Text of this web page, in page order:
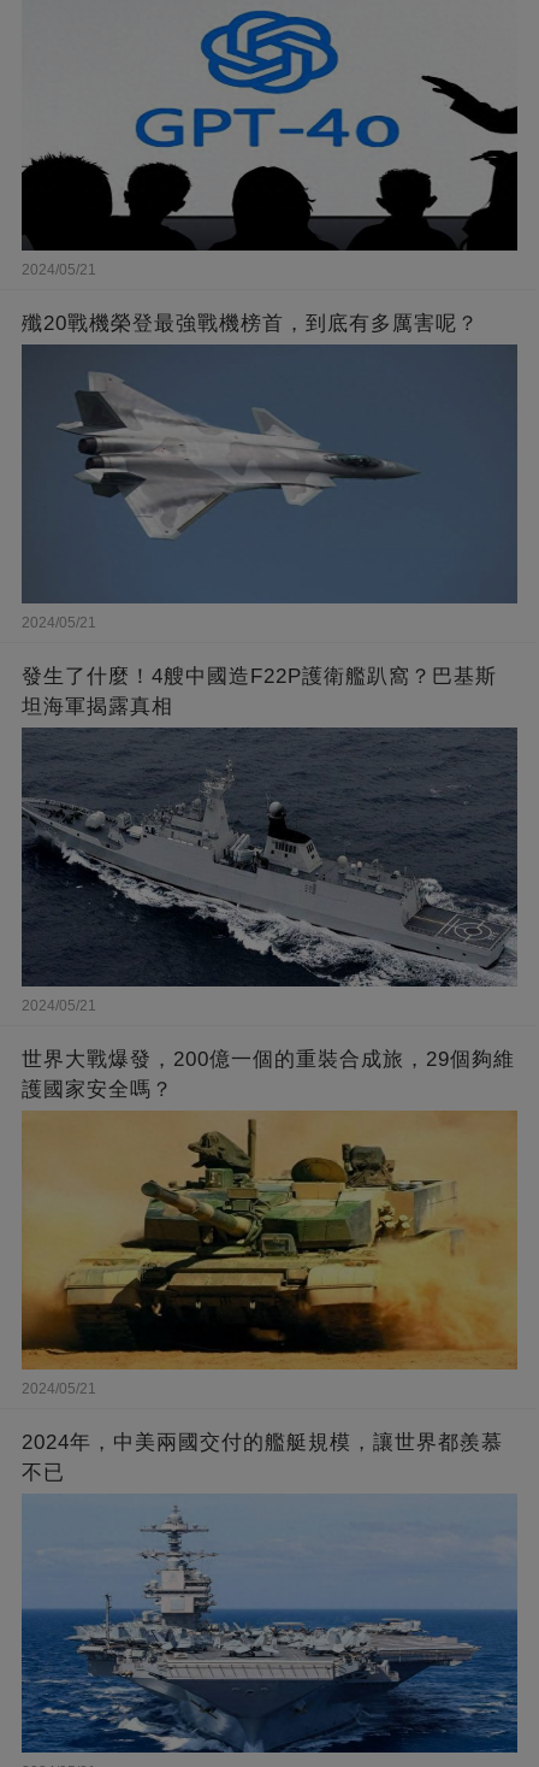
2024/05/21
殲20戰機榮登最強戰機榜首，到底有多厲害呢？
2024/05/21
發生了什麼！4艘中國造F22P護衛艦趴窩？巴基斯
坦海軍揭露真相
2024/05/21
世界大戰爆發，200億一個的重裝合成旅，29個夠維
護國家安全嗎？
2024/05/21
2024年，中美兩國交付的艦艇規模，讓世界都羨慕
不已